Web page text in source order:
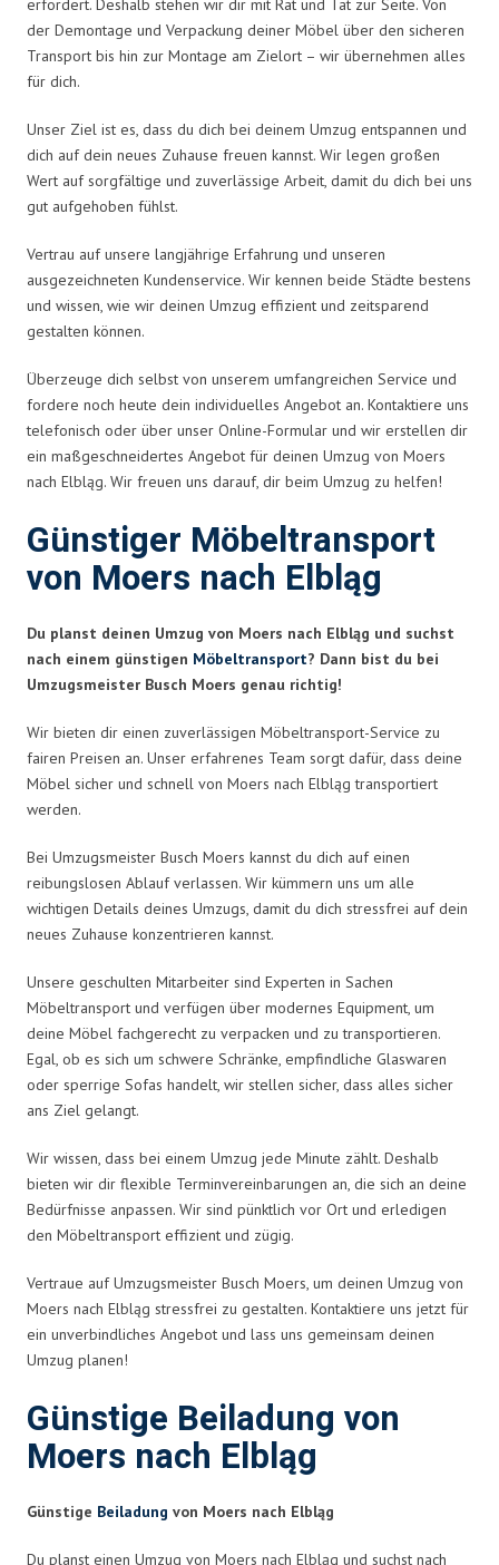
erfordert. Deshalb stehen wir dir mit Rat und Tat zur Seite. Von
der Demontage und Verpackung deiner Möbel über den sicheren
Transport bis hin zur Montage am Zielort – wir übernehmen alles
für dich.
Unser Ziel ist es, dass du dich bei deinem Umzug entspannen und
dich auf dein neues Zuhause freuen kannst. Wir legen großen
Wert auf sorgfältige und zuverlässige Arbeit, damit du dich bei uns
gut aufgehoben fühlst.
Vertrau auf unsere langjährige Erfahrung und unseren
ausgezeichneten Kundenservice. Wir kennen beide Städte bestens
und wissen, wie wir deinen Umzug effizient und zeitsparend
gestalten können.
Überzeuge dich selbst von unserem umfangreichen Service und
fordere noch heute dein individuelles Angebot an. Kontaktiere uns
telefonisch oder über unser Online-Formular und wir erstellen dir
ein maßgeschneidertes Angebot für deinen Umzug von Moers
nach Elbląg. Wir freuen uns darauf, dir beim Umzug zu helfen!
Günstiger Möbeltransport
von Moers nach Elbląg
Du planst deinen Umzug von Moers nach Elbląg und suchst
nach einem günstigen Möbeltransport? Dann bist du bei
Umzugsmeister Busch Moers genau richtig!
Wir bieten dir einen zuverlässigen Möbeltransport-Service zu
fairen Preisen an. Unser erfahrenes Team sorgt dafür, dass deine
Möbel sicher und schnell von Moers nach Elbląg transportiert
werden.
Bei Umzugsmeister Busch Moers kannst du dich auf einen
reibungslosen Ablauf verlassen. Wir kümmern uns um alle
wichtigen Details deines Umzugs, damit du dich stressfrei auf dein
neues Zuhause konzentrieren kannst.
Unsere geschulten Mitarbeiter sind Experten in Sachen
Möbeltransport und verfügen über modernes Equipment, um
deine Möbel fachgerecht zu verpacken und zu transportieren.
Egal, ob es sich um schwere Schränke, empfindliche Glaswaren
oder sperrige Sofas handelt, wir stellen sicher, dass alles sicher
ans Ziel gelangt.
Wir wissen, dass bei einem Umzug jede Minute zählt. Deshalb
bieten wir dir flexible Terminvereinbarungen an, die sich an deine
Bedürfnisse anpassen. Wir sind pünktlich vor Ort und erledigen
den Möbeltransport effizient und zügig.
Vertraue auf Umzugsmeister Busch Moers, um deinen Umzug von
Moers nach Elbląg stressfrei zu gestalten. Kontaktiere uns jetzt für
ein unverbindliches Angebot und lass uns gemeinsam deinen
Umzug planen!
Günstige Beiladung von
Moers nach Elbląg
Günstige Beiladung von Moers nach Elbląg
Du planst einen Umzug von Moers nach Elbląg und suchst nach